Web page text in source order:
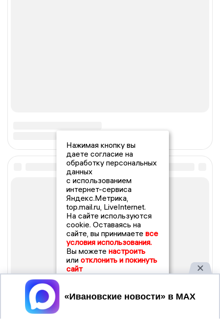
Нажимая кнопку вы
даете согласие на
обработку персональных
данных
с использованием
интернет-сервиса
Яндекс.Метрика,
top.mail.ru, LiveInternet.
На сайте используются
cookie. Оставаясь на
сайте, вы принимаете все
условия использования.
Вы можете настроить
или отклонить и покинуть
сайт
Принять